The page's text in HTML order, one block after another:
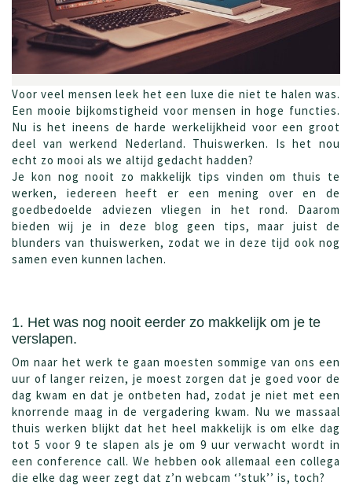
Voor veel mensen leek het een luxe die niet te halen was.
Een mooie bijkomstigheid voor mensen in hoge functies.
Nu is het ineens de harde werkelijkheid voor een groot
deel van werkend Nederland. Thuiswerken. Is het nou
echt zo mooi als we altijd gedacht hadden?
Je kon nog nooit zo makkelijk tips vinden om thuis te
werken, iedereen heeft er een mening over en de
goedbedoelde adviezen vliegen in het rond. Daarom
bieden wij je in deze blog geen tips, maar juist de
blunders van thuiswerken, zodat we in deze tijd ook nog
samen even kunnen lachen.
1. Het was nog nooit eerder zo makkelijk om je te
verslapen.
Om naar het werk te gaan moesten sommige van ons een
uur of langer reizen, je moest zorgen dat je goed voor de
dag kwam en dat je ontbeten had, zodat je niet met een
knorrende maag in de vergadering kwam. Nu we massaal
thuis werken blijkt dat het heel makkelijk is om elke dag
tot 5 voor 9 te slapen als je om 9 uur verwacht wordt in
een conference call. We hebben ook allemaal een collega
die elke dag weer zegt dat z’n webcam ‘’stuk’’ is, toch?